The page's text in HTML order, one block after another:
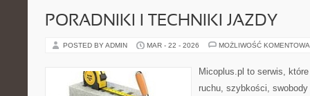
PORADNIKI I TECHNIKI JAZDY
POSTED BY ADMIN MAR - 22 - 2026 MOŻLIWOŚĆ
Micoplus.pl to serwis,
ruchu, szybkości,